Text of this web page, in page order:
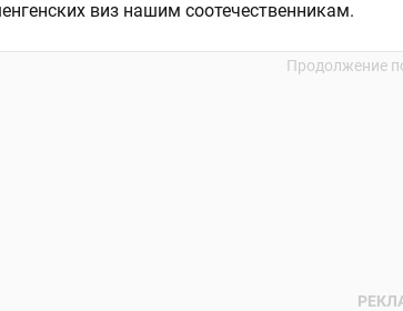
виз нашим соотечественникам.